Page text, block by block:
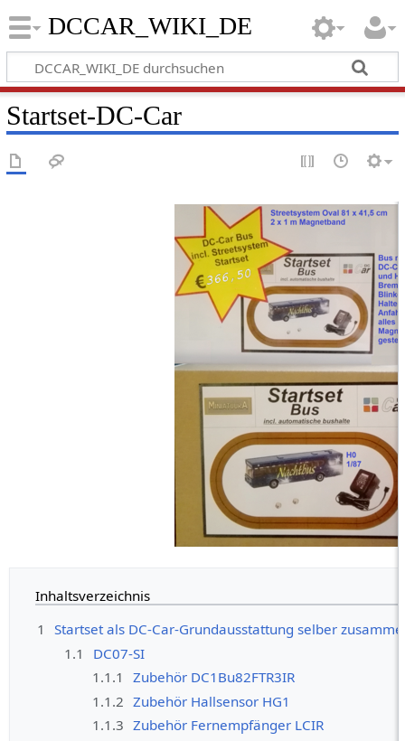
DCCAR_WIKI_DE
Startset-DC-Car
Inhaltsverzeichnis
1
Startset als DC-Car-Grundausstattung selber
1.1
DC07-SI
1.1.1
Zubehör DC1Bu82FTR3IR
1.1.2 Zubehör Hallsensor HG1
1.1.3 Zubehör Fernempfänger LCIR